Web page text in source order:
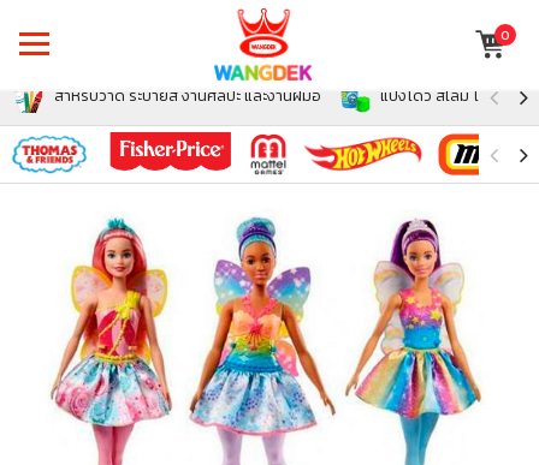
0
สำหรับวาด ระบายสี งานศิลปะ และงานฝีมือ แป้งโดว์ สไลม์ โฟม สำห